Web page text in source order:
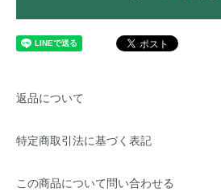
返品について
特定商取引法に基づく表記
この商品について問い合わせる